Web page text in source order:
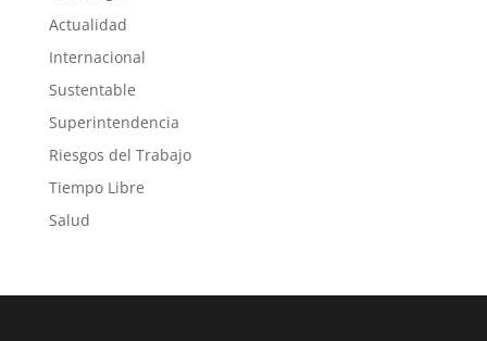
Actualidad
Internacional
Sustentable
Superintendencia
Riesgos del Trabajo
Tiempo Libre
Salud